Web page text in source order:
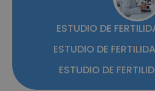
ESTUDIO DE
ESTUDIO DE
ESTUDIO DE